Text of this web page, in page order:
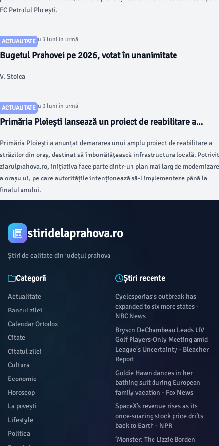
FC Petrolul Ploiești.
ACTUALITATE
Articol postat cu 3 luni în urmă
Bugetul Prahovei pe 2026, votat în unanimitate
V. Stoica
ACTUALITATE
Articol postat cu 3 luni în urmă
Primăria Ploiești lansează un proiect de reabilitare a
Primăria Ploiești a anunțat demararea unui amplu proiect de reabilitare a
străzilor din oraș, destinat să îmbunătățească infrastructura locală. Potrivit
ziarulprahova.ro, inițiativa face parte dintr-un plan mai larg de modernizare
a orașului, pe care autoritățile intenționează să-l implementeze până la
finalul anului.
stiridelaprahova.ro
Știri de calitate din județul prahova
Categorii
Actualitate
Bancul zilei
Calendar Ortodox
Citate
Citatul zilei
Cultura
Economie
Horoscop
La povești
Lifestyle
Politica
Știri recente
Cyclosporiasis outbreak has
expanded to six more states -
NBC News
Bryson DeChambeau Leads LIV
Golf Players-Only Meeting amid
League's Uncertainty - Bleacher
Report
Goldie Hawn dances in her
bathing suit during European
family vacation - Fox News
SpaceX’s revenue rises as its
once-soaring stock price drifts
back to Earth - NPR
‘Monster: The Lizzie Borden